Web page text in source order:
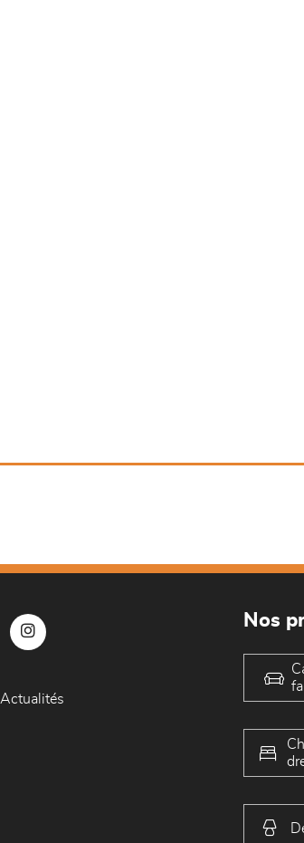
Actualités
Nos